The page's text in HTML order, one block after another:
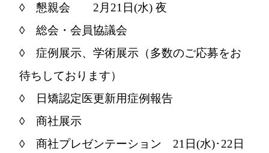
◊ 懇親会 2月21日(水) 夜
◊ 総会・会員協議会
◊ 症例展示、学術展示（多数のご応募をお
待ちしております）
◊ 日矯認定医更新用症例報告
◊ 商社展示
◊ 商社プレゼンテーション 21日(水)･22日